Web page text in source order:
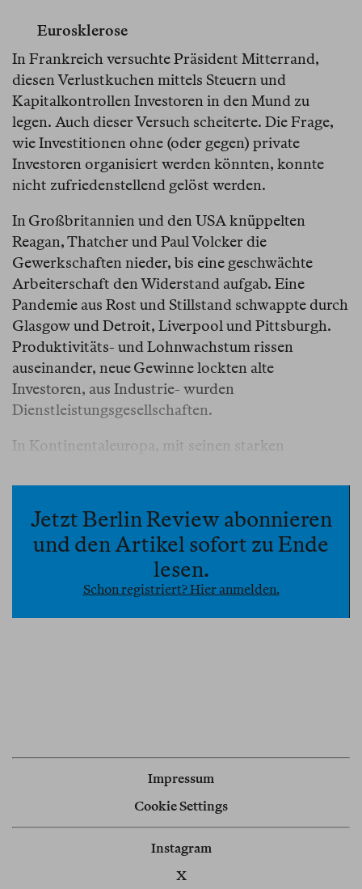
Eurosklerose
In Frankreich versuchte Präsident Mitterrand,
diesen Verlustkuchen mittels Steuern und
Kapitalkontrollen Investoren in den Mund zu
legen. Auch dieser Versuch scheiterte. Die Frage,
wie Investitionen ohne (oder gegen) private
Investoren organisiert werden könnten, konnte
nicht zufriedenstellend gelöst werden.
In Großbritannien und den USA knüppelten
Reagan, Thatcher und Paul Volcker die
Gewerkschaften nieder, bis eine geschwächte
Arbeiterschaft den Widerstand aufgab. Eine
Pandemie aus Rost und Stillstand schwappte durch
Glasgow und Detroit, Liverpool und Pittsburgh.
Produktivitäts- und Lohnwachstum rissen
auseinander, neue Gewinne lockten alte
Investoren, aus Industrie- wurden
Dienstleistungsgesellschaften.
In Kontinentaleuropa, mit seinen starken
Frankreich und Italien, und mit der
Sondersituation des geteilten Deutschlands, war
ein ähnlich konfrontatives Vorgehen undenkbar.
Zu groß das Risiko, dass alte Wunden aufplatzten;
zu frisch die Erinnerungen an die Jahre zwischen
den Weltkriegen.
Jetzt Berlin Review abonnieren
und den Artikel sofort zu Ende
lesen.
Schon registriert? Hier anmelden.
Impressum
Cookie Settings
Instagram
X